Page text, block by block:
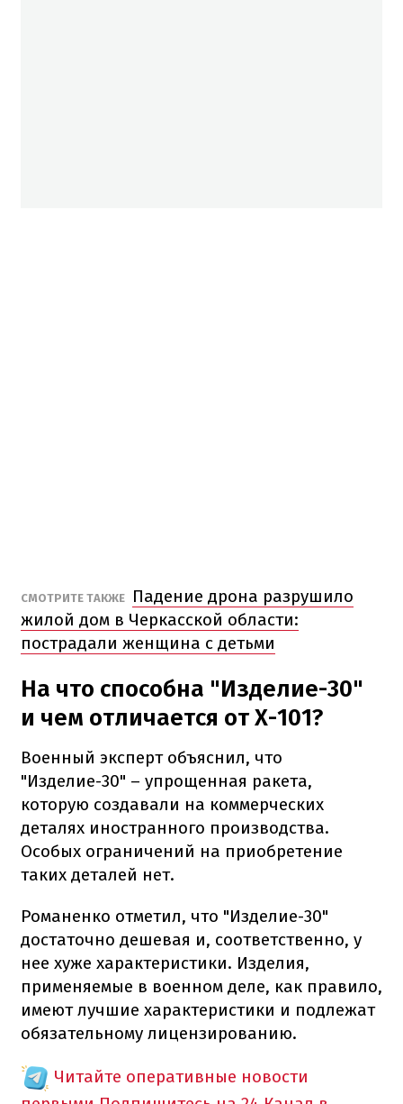
СМОТРИТЕ ТАКЖЕ
Падение дрона разрушило
жилой дом в Черкасской области:
пострадали женщина с детьми
На что способна "Изделие-30"
и чем отличается от Х-101?
Военный эксперт объяснил, что
"Изделие-30" – упрощенная ракета,
которую создавали на коммерческих
деталях иностранного производства.
Особых ограничений на приобретение
таких деталей нет.
Романенко отметил, что "Изделие-30"
достаточно дешевая и, соответственно, у
нее хуже характеристики. Изделия,
применяемые в военном деле, как правило,
имеют лучшие характеристики и подлежат
обязательному лицензированию.
Читайте оперативные новости